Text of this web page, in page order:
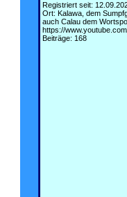
Registriert seit:
Ort: Kalawa, dem
auch Calau dem
https://
Beiträge: 168